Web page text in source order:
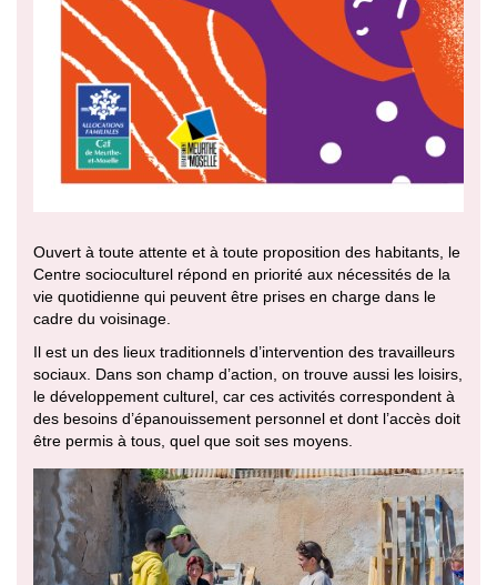
Ouvert à toute attente et à toute proposition des habitants, le
Centre socioculturel répond en priorité aux nécessités de la
vie quotidienne qui peuvent être prises en charge dans le
cadre du voisinage.
Il est un des lieux traditionnels d’intervention des travailleurs
sociaux. Dans son champ d’action, on trouve aussi les loisirs,
le développement culturel, car ces activités correspondent à
des besoins d’épanouissement personnel et dont l’accès doit
être permis à tous, quel que soit ses moyens.